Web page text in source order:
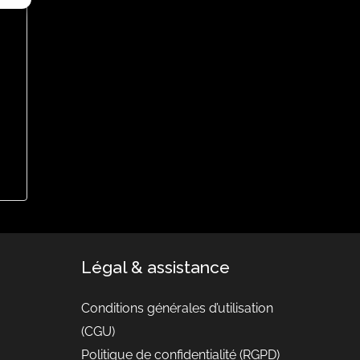
Légal & assistance
Conditions générales d’utilisation
(CGU)
Politique de confidentialité (RGPD)